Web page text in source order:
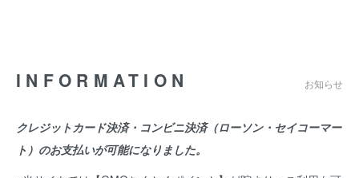
INFORMATION お知らせ
クレジットカード決済・コンビニ決済（ローソン・セイコーマー
ト）のお支払いが可能になりました。